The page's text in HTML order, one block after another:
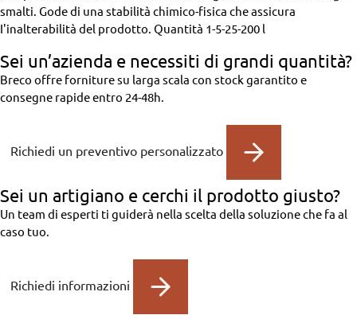
smalti. Gode di una stabilità chimico-fisica che assicura
I'inalterabilità del prodotto. Quantità 1-5-25-200 l
Sei un’azienda e necessiti di grandi quantità?
Breco offre forniture su larga scala con stock garantito e
consegne rapide entro 24-48h.
Richiedi un preventivo personalizzato
Sei un artigiano e cerchi il prodotto giusto?
Un team di esperti ti guiderà nella scelta della soluzione che fa al
caso tuo.
Richiedi informazioni